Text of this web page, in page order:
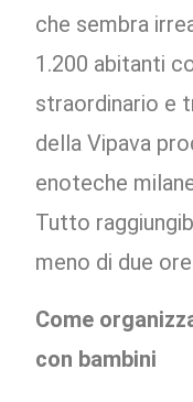
che sembra
1.200 abitanti
straordinario e
della Vipava
enoteche
Tutto
meno di due
Come
con bambini